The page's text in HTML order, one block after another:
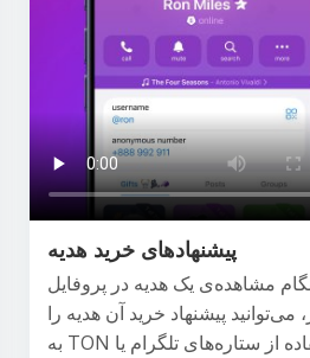
پیشنهادهای خرید هدیه
مشاهده‌ی یک هدیه در پروفایل
می‌توانید پیشنهاد خرید آن هدیه را
با استفاده از ستاره‌های تلگرام یا TON به